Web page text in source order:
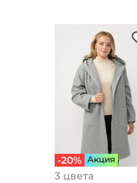
-20% Aкция
3 цвета